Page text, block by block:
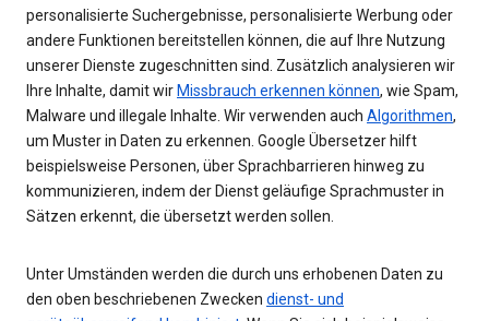
personalisierte Suchergebnisse, personalisierte Werbung oder
andere Funktionen bereitstellen können, die auf Ihre Nutzung
unserer Dienste zugeschnitten sind. Zusätzlich analysieren wir
Ihre Inhalte, damit wir Missbrauch erkennen können, wie Spam,
Malware und illegale Inhalte. Wir verwenden auch Algorithmen,
um Muster in Daten zu erkennen. Google Übersetzer hilft
beispielsweise Personen, über Sprachbarrieren hinweg zu
kommunizieren, indem der Dienst geläufige Sprachmuster in
Sätzen erkennt, die übersetzt werden sollen.
Unter Umständen werden die durch uns erhobenen Daten zu
den oben beschriebenen Zwecken dienst- und